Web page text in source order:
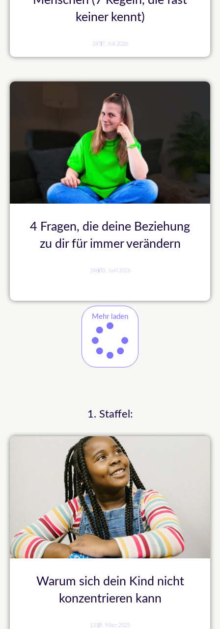
keiner kennt)
247 7. Juli 2026
4 Fragen, die deine Beziehung
zu dir für immer verändern
246 30. Juni 2026
Mehr laden
1. Staffel:
Warum sich dein Kind nicht
konzentrieren kann
131 9. März 2025